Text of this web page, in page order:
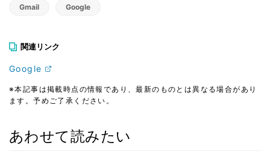
Gmail Google
関連リンク
Google
※本記事は掲載時点の情報であり、最新のものとは異なる場合があり
ます。予めご了承ください。
あわせて読みたい